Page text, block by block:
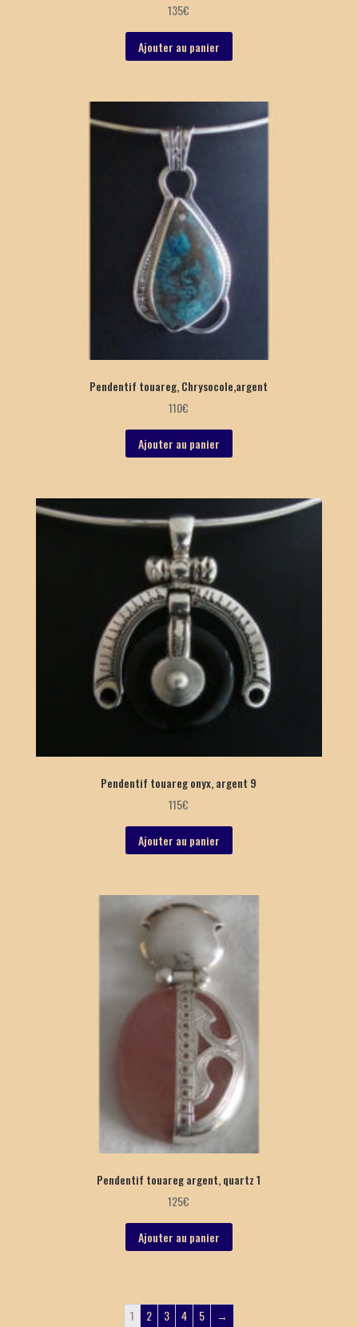
135€
Ajouter au panier
Pendentif touareg, Chrysocole,argent
110€
Ajouter au panier
Pendentif touareg onyx, argent 9
115€
Ajouter au panier
Pendentif touareg argent, quartz 1
125€
Ajouter au panier
1 2 3 4 5 →